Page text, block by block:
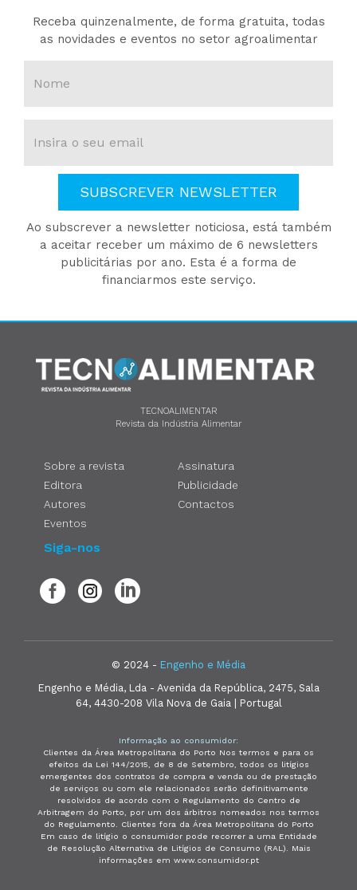
Receba quinzenalmente, de forma gratuita, todas
as novidades e eventos no setor agroalimentar
SUBSCREVER NEWSLETTER
Ao subscrever a newsletter noticiosa, está também
a aceitar receber um máximo de 6 newsletters
publicitárias por ano. Esta é a forma de
financiarmos este serviço.
TECNOALIMENTAR
Revista da Indústria Alimentar
Sobre a revista
Editora
Autores
Eventos
Assinatura
Publicidade
Contactos
Siga-nos
© 2024 - Engenho e Média
Engenho e Média, Lda - Avenida da República, 2475, Sala
64, 4430-208 Vila Nova de Gaia | Portugal
Informação ao consumidor:
Clientes da Área Metropolitana do Porto Nos termos e para os
efeitos da Lei 144/2015, de 8 de Setembro, todos os litígios
emergentes dos contratos de compra e venda ou de prestação
de serviços ou com ele relacionados serão definitivamente
resolvidos de acordo com o Regulamento do Centro de
Arbitragem do Porto, por um dos árbitros nomeados nos termos
do Regulamento. Clientes fora da Área Metropolitana do Porto
Em caso de litígio o consumidor pode recorrer a uma Entidade
de Resolução Alternativa de Litígios de Consumo (RAL). Mais
informações em www.consumidor.pt